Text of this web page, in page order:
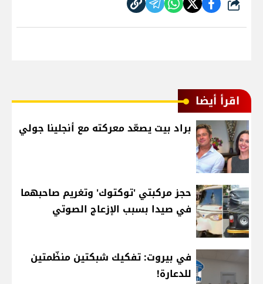
شارك
اقرأ أيضا
براد بيت يصعّد معركته مع أنجلينا جولي
حجز مركبتي 'توكتوك' وتغريم صاحبهما
في صيدا بسبب الإزعاج الصوتي
في بيروت: تفكيك شبكتين منظّمتين
للدعارة!